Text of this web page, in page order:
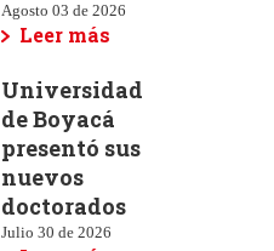
Agosto 03 de 2026
Leer más
Universidad
de Boyacá
presentó sus
nuevos
doctorados
Julio 30 de 2026